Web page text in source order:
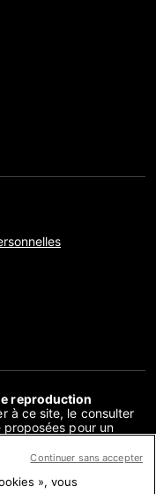
reproduction
à ce site, le consulter
pour un
tout ou partie du
est interdite. Les
», vous
Continuer sans accepter